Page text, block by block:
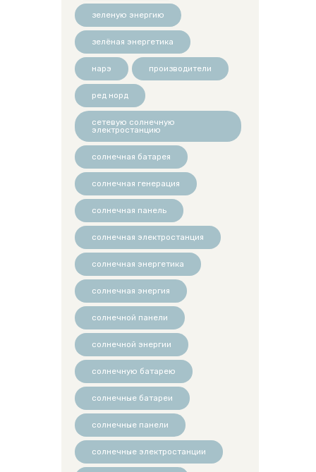
зеленую энергию
зелёная энергетика
нарэ производители
ред норд
сетевую солнечную
электростанцию
солнечная батарея
солнечная генерация
солнечная панель
солнечная электростанция
солнечная энергетика
солнечная энергия
солнечной панели
солнечной энергии
солнечную батарею
солнечные батареи
солнечные панели
солнечные электростанции